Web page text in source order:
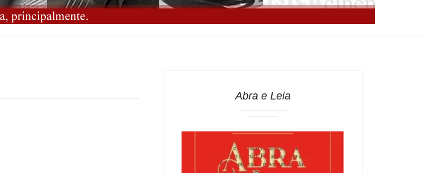
Abra e Leia